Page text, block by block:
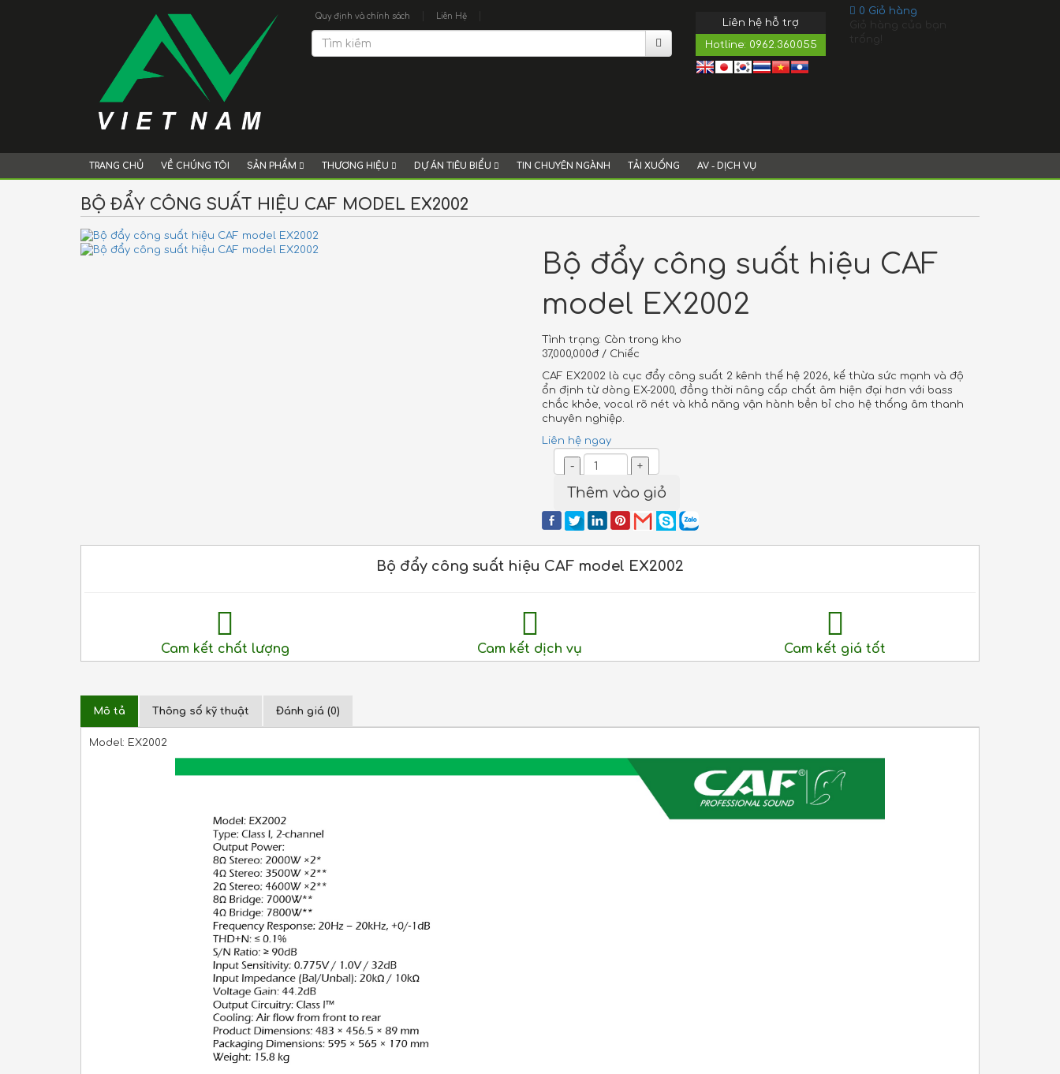
Quy định và chính sách Liên Hệ
Liên hệ hỗ trợ
Hotline: 0962.360.055
0 Giỏ hàng
Giỏ hàng của bạn
trống!
TRANG CHỦ VỀ CHÚNG TÔI SẢN PHẨM THƯƠNG HIỆU DỰ ÁN TIÊU BIỂU TIN CHUYÊN NGÀNH TẢI XUỐNG AV - DỊCH VỤ
BỘ ĐẨY CÔNG SUẤT HIỆU CAF MODEL EX2002
Bộ đẩy công suất hiệu CAF
model EX2002
Tình trạng: Còn trong kho
37,000,000đ / Chiếc
CAF EX2002 là cục đẩy công suất 2 kênh thế hệ 2026, kế thừa sức mạnh và độ
ổn định từ dòng EX-2000, đồng thời nâng cấp chất âm hiện đại hơn với bass
chắc khỏe, vocal rõ nét và khả năng vận hành bền bỉ cho hệ thống âm thanh
chuyên nghiệp.
Liên hệ ngay
- +
Thêm vào giỏ
Bộ đẩy công suất hiệu CAF model EX2002
Cam kết chất lượng Cam kết dịch vụ Cam kết giá tốt
Mô tả Thông số kỹ thuật Đánh giá (0)
Model: EX2002